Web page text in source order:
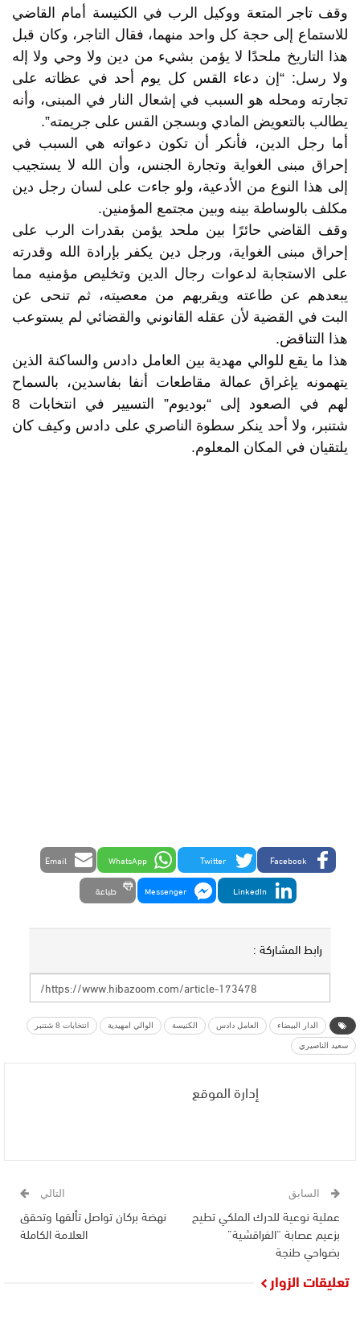
وقف تاجر المتعة ووكيل الرب في الكنيسة أمام القاضي
للاستماع إلى حجة كل واحد منهما، فقال التاجر، وكان قبل
هذا التاريخ ملحدًا لا يؤمن بشيء من دين ولا وحي ولا إله
ولا رسل: “إن دعاء القس كل يوم أحد في عظاته على
تجارته ومحله هو السبب في إشعال النار في المبنى، وأنه
يطالب بالتعويض المادي وبسجن القس على جريمته”.
أما رجل الدين، فأنكر أن تكون دعواته هي السبب في
إحراق مبنى الغواية وتجارة الجنس، وأن الله لا يستجيب
إلى هذا النوع من الأدعية، ولو جاءت على لسان رجل دين
مكلف بالوساطة بينه وبين مجتمع المؤمنين.
وقف القاضي حائرًا بين ملحد يؤمن بقدرات الرب على
إحراق مبنى الغواية، ورجل دين يكفر بإرادة الله وقدرته
على الاستجابة لدعوات رجال الدين وتخليص مؤمنيه مما
يبعدهم عن طاعته ويقربهم من معصيته، ثم تنحى عن
البت في القضية لأن عقله القانوني والقضائي لم يستوعب
هذا التناقض.
هذا ما يقع للوالي مهدية بين العامل دادس والساكنة الذين
يتهمونه يإغراق عمالة مقاطعات أنفا بفاسدين، بالسماح
لهم في الصعود إلى “بوديوم” التسيير في انتخابات 8
شتنبر، ولا أحد ينكر سطوة الناصري على دادس وكيف كان
يلتقيان في المكان المعلوم.
Facebook
Twitter
WhatsApp
Email
LinkedIn
Messenger طباعة
رابط المشاركة :
الدار البيضاء العامل دادس الكنيسة الوالي امهيدية انتخابات 8 شتنبر
سعيد الناصيري
إدارة الموقع
السابق
عملية نوعية للدرك الملكي تطيح
بزعيم عصابة “الفراقشية”
بضواحي طنجة
التالي
نهضة بركان تواصل تألقها وتحقق
العلامة الكاملة
تعليقات الزوار